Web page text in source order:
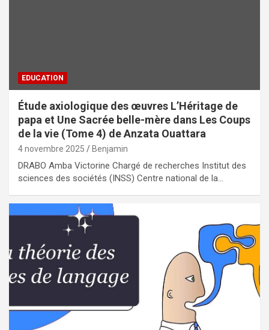
EDUCATION
Étude axiologique des œuvres L’Héritage de
papa et Une Sacrée belle-mère dans Les Coups
de la vie (Tome 4) de Anzata Ouattara
4 novembre 2025 Benjamin
DRABO Amba Victorine Chargé de recherches Institut des
sciences des sociétés (INSS) Centre national de la…